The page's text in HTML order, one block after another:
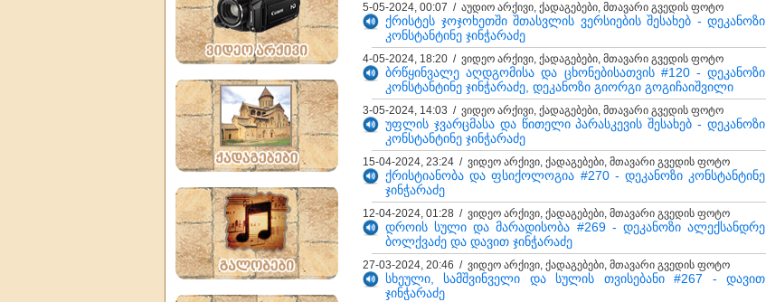
5-05-2024, 00:07 / აუდიო არქივი, ქადაგებები, მთავარი გვედის ფოტო
ქრისტეს ჯოჯოხეთში შთასვლის ვერსიების შესახებ - დეკანოზი
კონსტანტინე ჯინჭარაძე
4-05-2024, 18:20 / ვიდეო არქივი, ქადაგებები, მთავარი გვედის ფოტო
ბრწყინვალე აღდგომისა და ცხონებისათვის #120 - დეკანოზი
კონსტანტინე ჯინჭარაძე, დეკანოზი გიორგი გოგიჩაიშვილი
3-05-2024, 14:03 / ვიდეო არქივი, ქადაგებები, მთავარი გვედის ფოტო
უფლის ჯვარცმასა და წითელი პარასკევის შესახებ - დეკანოზი
კონსტანტინე ჯინჭარაძე
15-04-2024, 23:24 / ვიდეო არქივი, ქადაგებები, მთავარი გვედის ფოტო
ქრისტიანობა და ფსიქოლოგია #270 - დეკანოზი კონსტანტინე
ჯინჭარაძე
12-04-2024, 01:28 / ვიდეო არქივი, ქადაგებები, მთავარი გვედის ფოტო
დროის სული და მარადისობა #269 - დეკანოზი ალექსანდრე
ბოლქვაძე და დავით ჯინჭარაძე
27-03-2024, 20:46 / ვიდეო არქივი, ქადაგებები, მთავარი გვედის ფოტო
სხეული, სამშვინველი და სულის თვისებანი #267 - დავით
ჯინჭარაძე